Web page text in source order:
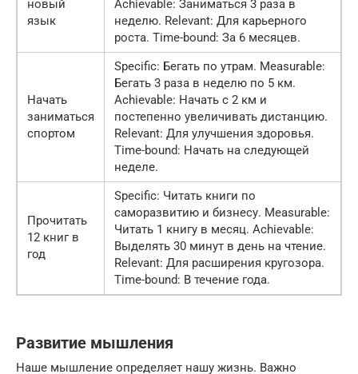
новый
язык
Achievable: Заниматься 3 раза в
неделю. Relevant: Для карьерного
роста. Time-bound: За 6 месяцев.
Начать
заниматься
спортом
Specific: Бегать по утрам. Measurable:
Бегать 3 раза в неделю по 5 км.
Achievable: Начать с 2 км и
постепенно увеличивать дистанцию.
Relevant: Для улучшения здоровья.
Time-bound: Начать на следующей
неделе.
Прочитать
12 книг в
год
Specific: Читать книги по
саморазвитию и бизнесу. Measurable:
Читать 1 книгу в месяц. Achievable:
Выделять 30 минут в день на чтение.
Relevant: Для расширения кругозора.
Time-bound: В течение года.
Развитие мышления
Наше мышление определяет нашу жизнь. Важно